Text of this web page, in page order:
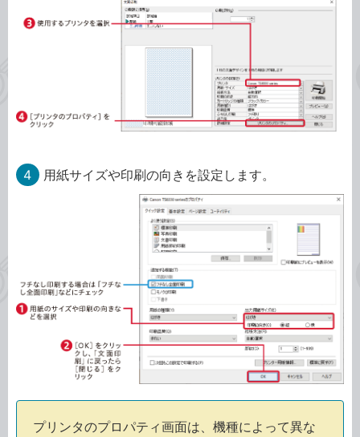
4 用紙サイズや印刷の向きを設定します。
プリンタのプロパティ画面は、機種によって異な